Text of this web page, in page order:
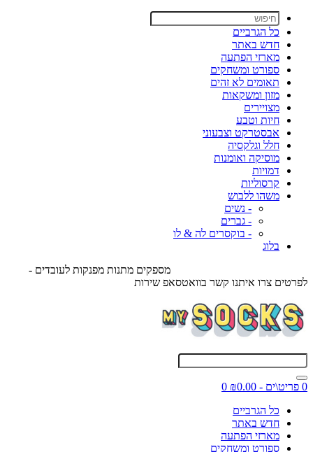
כל הגרביים
חדש באתר
מארזי הפתעה
ספורט ומשחקים
תאומים לא זהים
מזון ומשקאות
מצויירים
חיות וטבע
אבסטרקט וצבעוני
חלל וגלקסיה
מוסיקה ואומנות
דמויות
קרסוליות
משהו ללבוש
- נשים
- גברים
- בוקסרים לה & לו
בלוג
מספקים מתנות מפנקות לעובדים -
לפרטים צרו איתנו קשר בוואטסאפ שירות
0 פריט\ים - ₪0.00
0
כל הגרביים
חדש באתר
מארזי הפתעה
ספורט ומשחקים